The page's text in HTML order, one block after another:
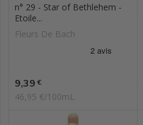
n° 29 - Star of Bethlehem -
Etoile...
Fleurs De Bach
Prix
9,39 €
46,95 €/100mL